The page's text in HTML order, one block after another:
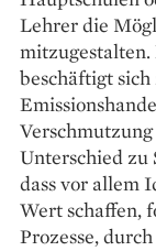
Lehrer die
beschäftigt
Unterschied zu
dass vor allem
Wert schaffen,
Prozesse,